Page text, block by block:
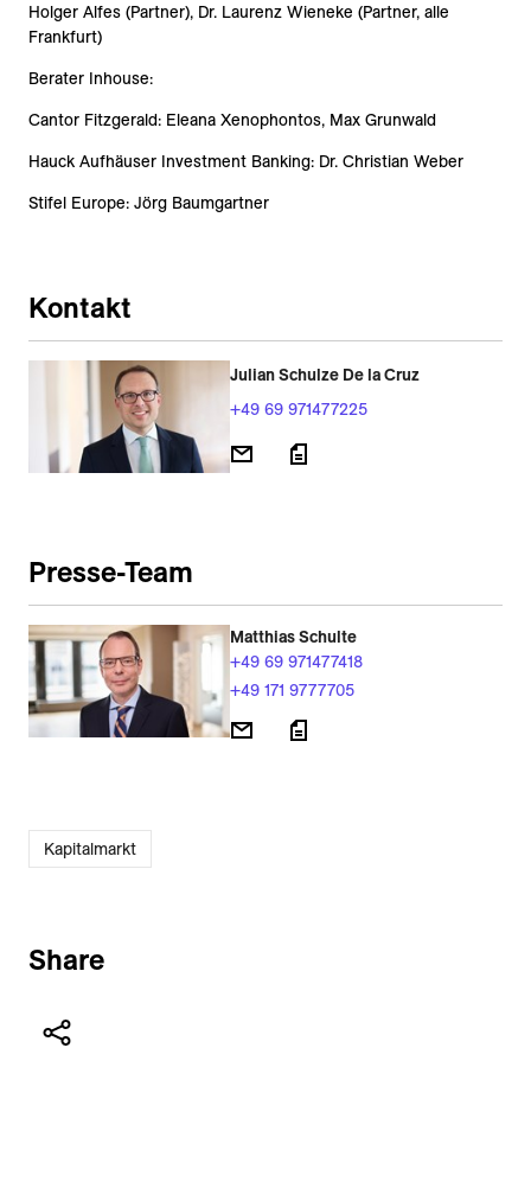
Holger Alfes (Partner), Dr. Laurenz Wieneke (Partner, alle
Frankfurt)
Berater Inhouse:
Cantor Fitzgerald: Eleana Xenophontos, Max Grunwald
Hauck Aufhäuser Investment Banking: Dr. Christian Weber
Stifel Europe: Jörg Baumgartner
Kontakt
Julian Schulze De la Cruz
+49 69 971477225
Presse-Team
Matthias Schulte
+49 69 971477418
+49 171 9777705
Kapitalmarkt
Share